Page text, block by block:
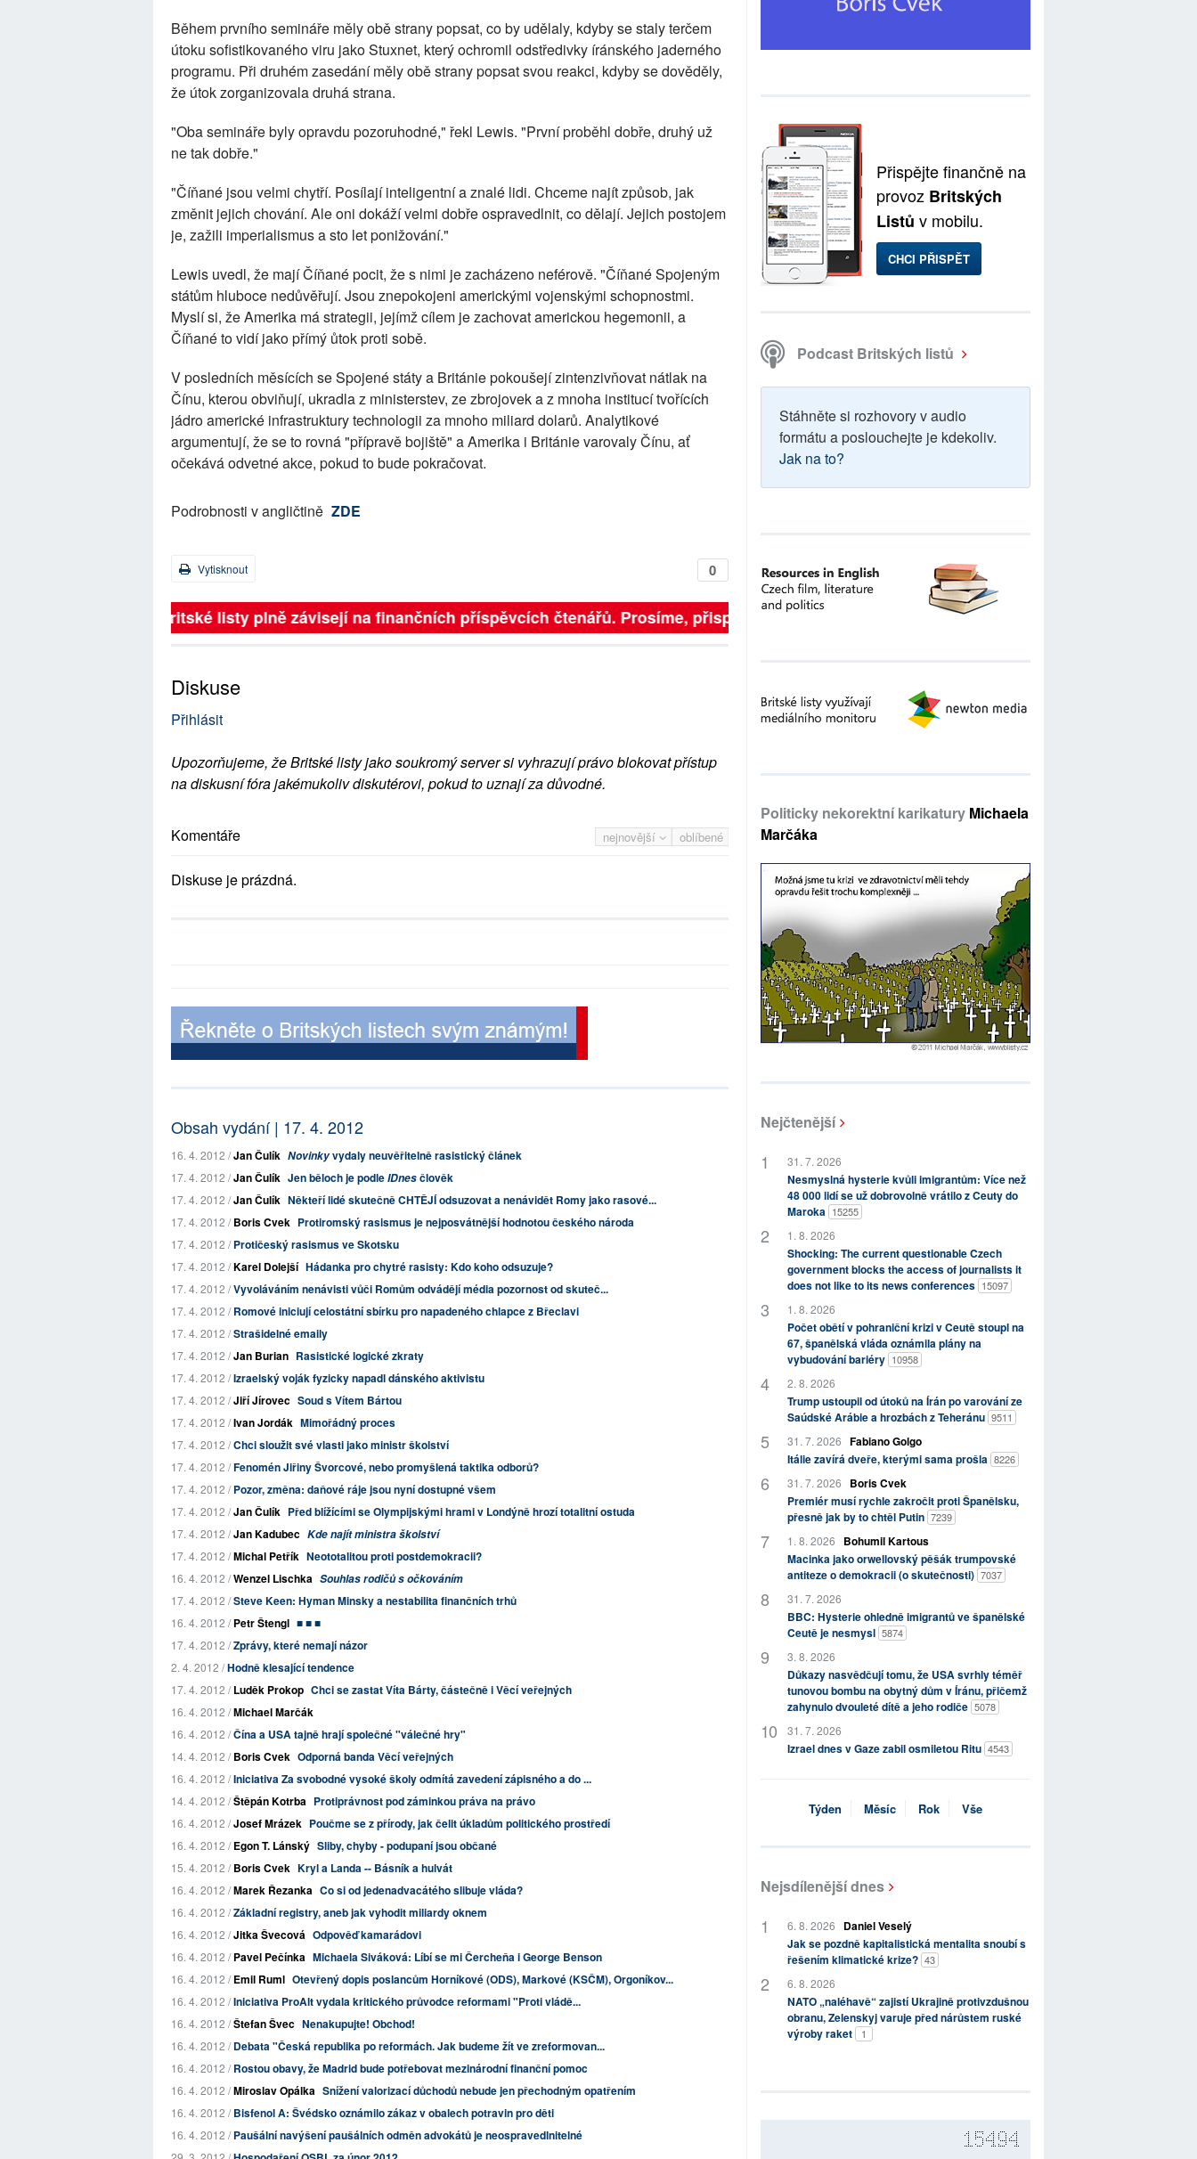
Během prvního semináře měly obě strany popsat, co by udělaly, kdyby se staly terčem
útoku sofistikovaného viru jako Stuxnet, který ochromil odstředivky íránského jaderného
programu. Při druhém zasedání měly obě strany popsat svou reakci, kdyby se dověděly,
že útok zorganizovala druhá strana.
"Oba semináře byly opravdu pozoruhodné," řekl Lewis. "První proběhl dobře, druhý už
ne tak dobře."
"Číňané jsou velmi chytří. Posílají inteligentní a znalé lidi. Chceme najít způsob, jak
změnit jejich chování. Ale oni dokáží velmi dobře ospravedlnit, co dělají. Jejich postojem
je, zažili imperialismus a sto let ponižování."
Lewis uvedl, že mají Číňané pocit, že s nimi je zacházeno neférově. "Číňané Spojeným
státům hluboce nedůvěřují. Jsou znepokojeni americkými vojenskými schopnostmi.
Myslí si, že Amerika má strategii, jejímž cílem je zachovat americkou hegemonii, a
Číňané to vidí jako přímý ůtok proti sobě.
V posledních měsících se Spojené státy a Británie pokoušejí zintenzivňovat nátlak na
Čínu, kterou obviňují, ukradla z ministerstev, ze zbrojovek a z mnoha institucí tvořících
jádro americké infrastruktury technologii za mnoho miliard dolarů. Analytikové
argumentují, že se to rovná "přípravě bojiště" a Amerika i Británie varovaly Čínu, ať
očekává odvetné akce, pokud to bude pokračovat.
Podrobnosti v angličtině ZDE
0
Vytisknout
Britské listy plně závisejí na finančních příspěvcích čtenářů. Prosíme, přispějte. ➥
Diskuse
Přihlásit
Upozorňujeme, že Britské listy jako soukromý server si vyhrazují právo blokovat přístup
na diskusní fóra jakémukoliv diskutérovi, pokud to uznají za důvodné.
nejnovější oblíbené
Komentáře
Diskuse je prázdná.
Obsah vydání | 17. 4. 2012
16. 4. 2012 /Jan Čulík Novinkyvydaly neuvěřitelně rasistický článek
17. 4. 2012 /Jan Čulík Jen běloch je podleIDnesčlověk
17. 4. 2012 /Jan Čulík Někteří lidé skutečně CHTĚJÍ odsuzovat a nenávidět Romy jako rasové...
17. 4. 2012 /Boris Cvek Protiromský rasismus je nejposvátnější hodnotou českého národa
17. 4. 2012 /Protičeský rasismus ve Skotsku
17. 4. 2012 /Karel Dolejší Hádanka pro chytré rasisty: Kdo koho odsuzuje?
17. 4. 2012 /Vyvoláváním nenávisti vůči Romům odvádějí média pozornost od skuteč...
17. 4. 2012 /Romové iniciují celostátní sbírku pro napadeného chlapce z Břeclavi
17. 4. 2012 /Strašidelné emaily
17. 4. 2012 /Jan Burian Rasistické logické zkraty
17. 4. 2012 /Izraelský voják fyzicky napadl dánského aktivistu
17. 4. 2012 /Jiří Jírovec Soud s Vítem Bártou
17. 4. 2012 /Ivan Jordák Mimořádný proces
17. 4. 2012 /Chci sloužit své vlasti jako ministr školství
17. 4. 2012 /Fenomén Jiřiny Švorcové, nebo promyšlená taktika odborů?
17. 4. 2012 /Pozor, změna: daňové ráje jsou nyní dostupné všem
17. 4. 2012 /Jan Čulík Před blížícími se Olympijskými hrami v Londýně hrozí totalitní ostuda
17. 4. 2012 /Jan Kadubec Kde najít ministra školství
17. 4. 2012 /Michal Petřík Neototalitou proti postdemokracii?
16. 4. 2012 /Wenzel Lischka Souhlas rodičů s očkováním
17. 4. 2012 /Steve Keen: Hyman Minsky a nestabilita finančních trhů
16. 4. 2012 /Petr Štengl ■ ■ ■
17. 4. 2012 /Zprávy, které nemají názor
2. 4. 2012 /Hodně klesající tendence
17. 4. 2012 /Luděk Prokop Chci se zastat Víta Bárty, částečně i Věcí veřejných
16. 4. 2012 /Michael Marčák
16. 4. 2012 /Čína a USA tajně hrají společné "válečné hry"
14. 4. 2012 /Boris Cvek Odporná banda Věcí veřejných
16. 4. 2012 /Iniciativa Za svobodné vysoké školy odmítá zavedení zápisného a do ...
14. 4. 2012 /Štěpán Kotrba Protiprávnost pod záminkou práva na právo
16. 4. 2012 /Josef Mrázek Poučme se z přírody, jak čelit úkladům politického prostředí
16. 4. 2012 /Egon T. Lánský Sliby, chyby - podupaní jsou občané
15. 4. 2012 /Boris Cvek Kryl a Landa -- Básník a hulvát
16. 4. 2012 /Marek Řezanka Co si od jedenadvacátého slibuje vláda?
16. 4. 2012 /Základní registry, aneb jak vyhodit miliardy oknem
16. 4. 2012 /Jitka Švecová Odpověď kamarádovi
16. 4. 2012 /Pavel Pečínka Michaela Siváková: Líbí se mi Čercheňa i George Benson
16. 4. 2012 /Emil Ruml Otevřený dopis poslancům Horníkové (ODS), Markové (KSČM), Orgoníkov...
16. 4. 2012 /Iniciativa ProAlt vydala kritického průvodce reformami "Proti vládě...
16. 4. 2012 /Štefan Švec Nenakupujte! Obchod!
16. 4. 2012 /Debata "Česká republika po reformách. Jak budeme žít ve zreformovan...
16. 4. 2012 /Rostou obavy, že Madrid bude potřebovat mezinárodní finanční pomoc
16. 4. 2012 /Miroslav Opálka Snížení valorizací důchodů nebude jen přechodným opatřením
16. 4. 2012 /Bisfenol A: Švédsko oznámilo zákaz v obalech potravin pro děti
16. 4. 2012 /Paušální navýšení paušálních odměn advokátů je neospravedlnitelné
Přispějte finančně na
provoz Britských
Listů v mobilu.
CHCI PŘISPĚT
Podcast Britských listů
Stáhněte si rozhovory v audio
formátu a poslouchejte je kdekoliv.
Jak na to?
Politicky nekorektní karikatury Michaela
Marčáka
Nejčtenější
31. 7. 2026
Nesmyslná hysterie kvůli imigrantům: Více než
48 000 lidí se už dobrovolně vrátilo z Ceuty do
Maroka 15255
1. 8. 2026
Shocking: The current questionable Czech
government blocks the access of journalists it
does not like to its news conferences 15097
1. 8. 2026
Počet obětí v pohraniční krizi v Ceutě stoupl na
67, španělská vláda oznámila plány na
vybudování bariéry 10958
2. 8. 2026
Trump ustoupil od útoků na Írán po varování ze
Saúdské Arábie a hrozbách z Teheránu 9511
31. 7. 2026 Fabiano Golgo
Itálie zavírá dveře, kterými sama prošla 8226
31. 7. 2026
Boris Cvek
Premiér musí rychle zakročit proti Španělsku,
přesně jak by to chtěl Putin 7239
1. 8. 2026
Bohumil Kartous
Macinka jako orwellovský pěšák trumpovské
antiteze o demokracii (o skutečnosti) 7037
31. 7. 2026
BBC: Hysterie ohledně imigrantů ve španělské
Ceutě je nesmysl 5874
3. 8. 2026
Důkazy nasvědčují tomu, že USA svrhly téměř
tunovou bombu na obytný dům v Íránu, přičemž
zahynulo dvouleté dítě a jeho rodiče 5078
31. 7. 2026
Izrael dnes v Gaze zabil osmiletou Ritu 4543
Týden Měsíc Rok Vše
Nejsdílenější dnes
6. 8. 2026
Daniel Veselý
Jak se pozdně kapitalistická mentalita snoubí s
řešením klimatické krize? 43
6. 8. 2026
NATO „naléhavě“ zajistí Ukrajině protivzdušnou
obranu, Zelenskyj varuje před nárůstem ruské
výroby raket
1
15494